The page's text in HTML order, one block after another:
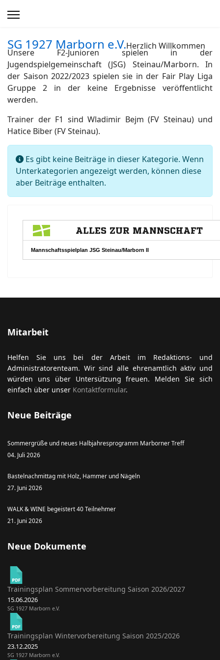
SG 1927 Marborn e.V.Herzlich Willkommen
Unsere F2-Junioren spielen in der
Jugendspielgemeinschaft (JSG) Steinau/Marborn. In
der Saison 2022/2023 spielen sie in der Fair Play Liga
Gruppe 2 in der keine Ergebnisse veröffentlicht
werden.
Trainer der F1 sind Wladimir Bejm (FV Steinau) und
Hatice Biber (FV Steinau).
Information
Es gibt keine Beiträge in dieser Kategorie. Wenn
Unterkategorien angezeigt werden, können diese
aber Beiträge enthalten.
Mitarbeit
Helfen Sie uns bei der Arbeit im Redaktions- und
Administratorenteam. Wir sind alle ehrenamtlich aktiv und
würden uns über Untersützung freuen. Melden Sie sich
einfach über unser Kontaktformular.
Neue Beiträge
Sommergrüße und neues Halbjahresprogramm Marborner Treff
04. Juli 2026
Bastelnachmittag mit Holz, Hammer und Nägeln
27. Juni 2026
WALK & WINE begeistert 40 Teilnehmer
21. Juni 2026
Neue Dokumente
Trainingsplan Sommervorbereitung Saison 2026/2027
15.06.2026
SG 1927 Marborn e.V.
Trainingsplan Wintervorbereitung Saison 2025/2026
23.12.2025
SG 1927 Marborn e.V.